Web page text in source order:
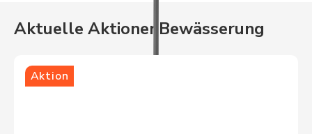
Aktuelle Aktionen Bewässerung
Aktion